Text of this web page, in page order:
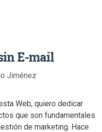
E-mail
Jiménez
Web, quiero dedicar
que son fundamentales
de marketing. Hace